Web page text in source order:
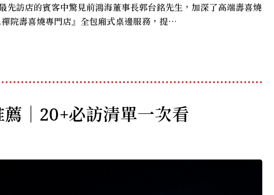
先訪店的賓客中驚見前鴻海董事長郭台銘先生，加深了高端壽喜燒
院壽喜燒專門店』全包廂式桌邊服務，提…
｜20+必訪清單一次看